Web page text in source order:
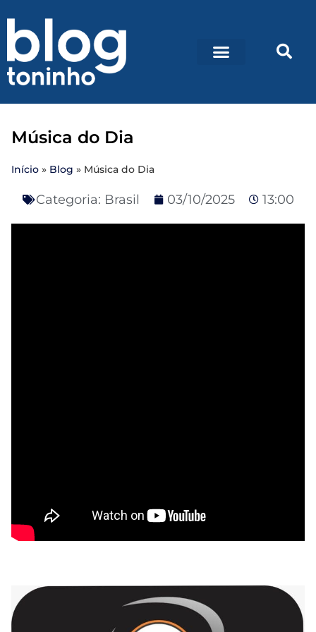
Música do Dia
Início » Blog » Música do Dia
Categoria: Brasil 03/10/2025 13:00